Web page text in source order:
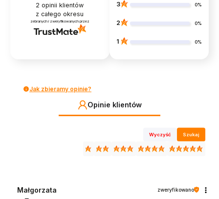
2 opinii klientów
z całego okresu
zebranych i zweryfikowanych przez
3 0%
2 0%
1 0%
Jak zbieramy opinie?
Opinie klientów
Wyczyść Szukaj
Małgorzata zweryfikowano